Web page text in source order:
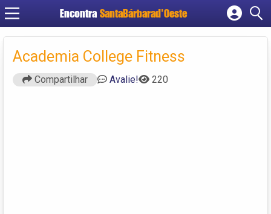
Encontra SantaBárbarad'Oeste
Cadastrar empresa
Criar conta
Academia College Fitness
Compartilhar Avalie! 220